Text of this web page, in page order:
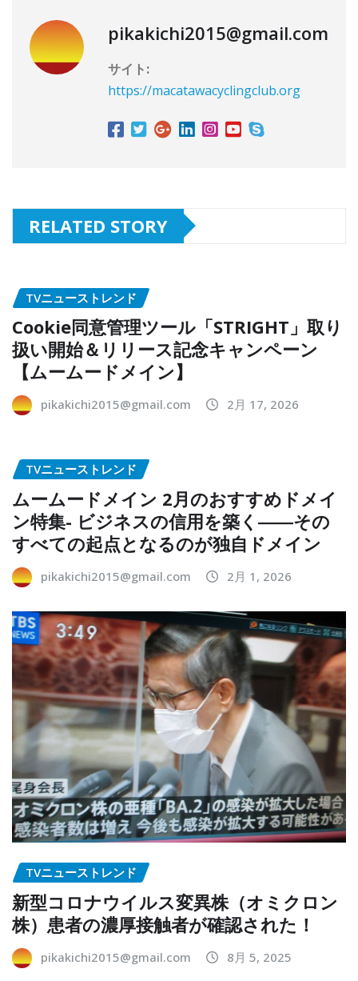
pikakichi2015@gmail.com
サイト:
https://macatawacyclingclub.org
RELATED STORY
TVニューストレンド
Cookie同意管理ツール「STRIGHT」取り
扱い開始＆リリース記念キャンペーン
【ムームードメイン】
pikakichi2015@gmail.com 2月 17, 2026
TVニューストレンド
ムームードメイン 2月のおすすめドメイ
ン特集- ビジネスの信用を築く――その
すべての起点となるのが独自ドメイン
pikakichi2015@gmail.com 2月 1, 2026
TVニューストレンド
新型コロナウイルス変異株（オミクロン
株）患者の濃厚接触者が確認された！
pikakichi2015@gmail.com 8月 5, 2025